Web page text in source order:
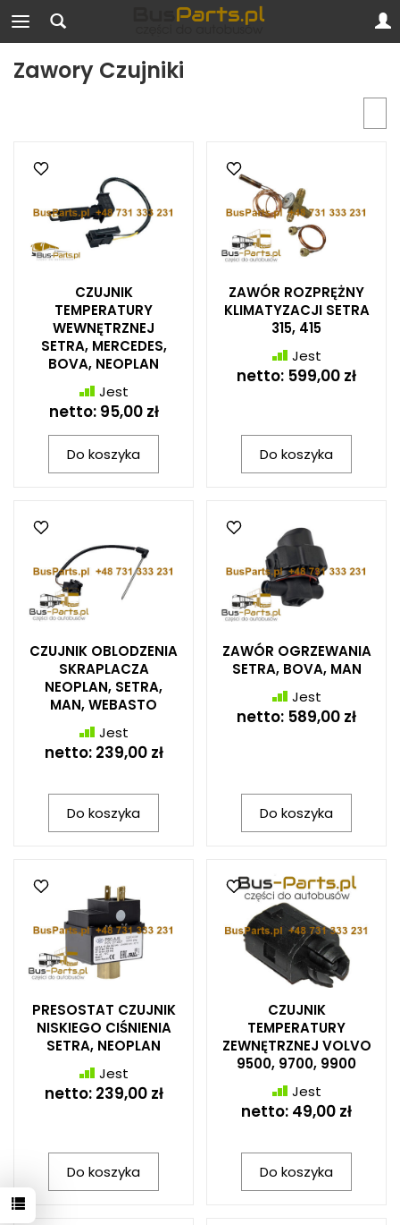
Zawory Czujniki
CZUJNIK
TEMPERATURY
WEWNĘTRZNEJ
SETRA, MERCEDES,
BOVA, NEOPLAN
Jest
netto: 95,00 zł
Do koszyka
ZAWÓR ROZPRĘŻNY
KLIMATYZACJI SETRA
315, 415
Jest
netto: 599,00 zł
Do koszyka
CZUJNIK OBLODZENIA
SKRAPLACZA
NEOPLAN, SETRA,
MAN, WEBASTO
Jest
netto: 239,00 zł
Do koszyka
ZAWÓR OGRZEWANIA
SETRA, BOVA, MAN
Jest
netto: 589,00 zł
Do koszyka
PRESOSTAT CZUJNIK
NISKIEGO CIŚNIENIA
SETRA, NEOPLAN
Jest
netto: 239,00 zł
Do koszyka
CZUJNIK
TEMPERATURY
ZEWNĘTRZNEJ VOLVO
9500, 9700, 9900
Jest
netto: 49,00 zł
Do koszyka